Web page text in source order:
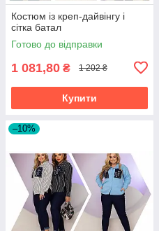
Костюм із креп-дайвінгу і
сітка батал
Готово до відправки
1 081,80 ₴ 1 202 ₴
Купити
–10%